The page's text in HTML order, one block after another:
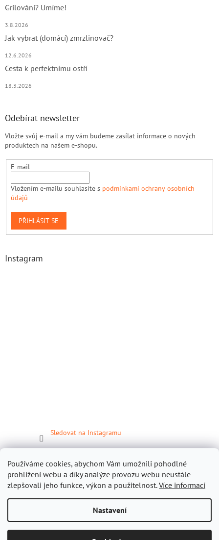
Používáme cookies, abychom Vám umožnili pohodlné
prohlížení webu a díky analýze provozu webu neustále
zlepšovali jeho funkce, výkon a použitelnost.Více informací
Nastavení
Grilování? Umíme!
3.8.2026
Jak vybrat (domácí) zmrzlinovač?
12.6.2026
Cesta k perfektnímu ostří
18.3.2026
Odebírat newsletter
Vložte svůj e-mail a my vám budeme zasílat informace o nových
produktech na našem e-shopu.
E-mail
Vložením e-mailu souhlasíte s podmínkami ochrany osobních
údajů
PŘIHLÁSIT SE
Instagram
Sledovat na Instagramu
Facebook
Vytvořil Shoptet